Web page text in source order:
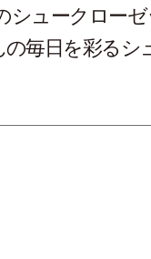
シュークローゼ
の毎日を彩るシ